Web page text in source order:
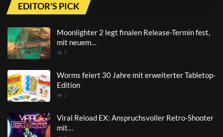
EDITOR'S PICK
Moonlighter 2 legt finalen Release-Termin fest,
mit neuem…
5
Worms feiert 30 Jahre mit erweiterter Tabletop-
Edition
2
Viral Reload EX: Anspruchsvoller Retro-Shooter
mit…